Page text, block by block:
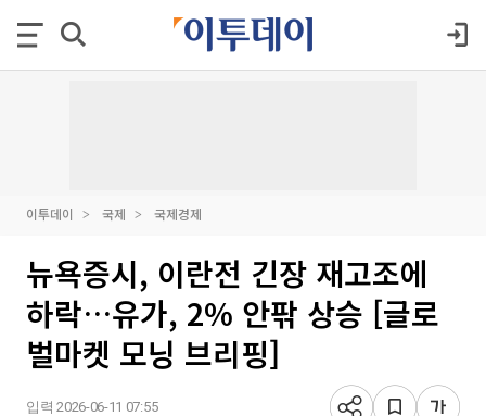
이투데이 국제 국제경제
뉴욕증시, 이란전 긴장 재고조에
하락…유가, 2% 안팎 상승 [글로
벌마켓 모닝 브리핑]
입력 2026-06-11 07:55